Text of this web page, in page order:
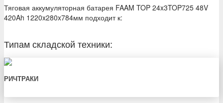
Тяговая аккумуляторная батарея FAAM TOP 24x3TOP725 48V
420Ah 1220x280x784мм подходит к:
Типам складской техники:
РИЧТРАКИ